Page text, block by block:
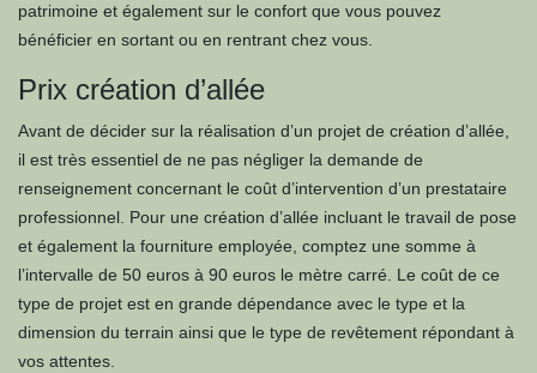
patrimoine et également sur le confort que vous pouvez
bénéficier en sortant ou en rentrant chez vous.
Prix création d’allée
Avant de décider sur la réalisation d’un projet de création d’allée,
il est très essentiel de ne pas négliger la demande de
renseignement concernant le coût d’intervention d’un prestataire
professionnel. Pour une création d’allée incluant le travail de pose
et également la fourniture employée, comptez une somme à
l’intervalle de 50 euros à 90 euros le mètre carré. Le coût de ce
type de projet est en grande dépendance avec le type et la
dimension du terrain ainsi que le type de revêtement répondant à
vos attentes.